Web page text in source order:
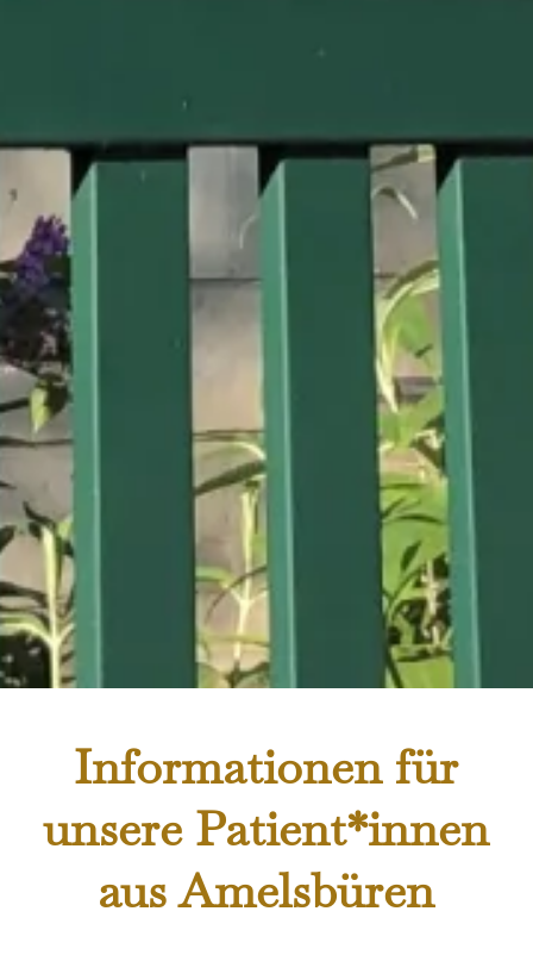
Informationen für
unsere Patient*innen
aus Amelsbüren